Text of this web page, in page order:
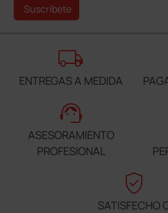
Suscríbete
local_shipping
ENTREGAS A MEDIDA
support_agent
ASESORAMIENTO
PROFESIONAL
verified_user
SATISFECHO